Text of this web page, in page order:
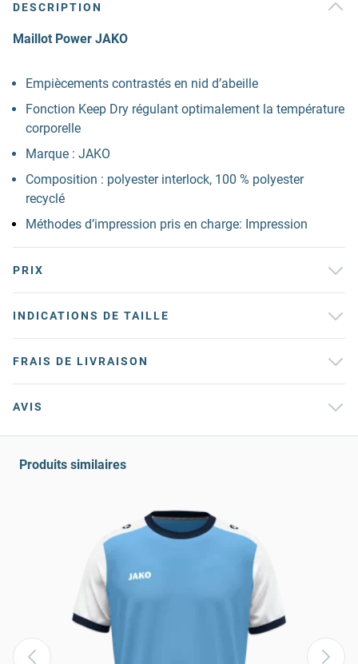
DESCRIPTION
Maillot Power JAKO
Empiècements contrastés en nid d’abeille
Fonction Keep Dry régulant optimalement la température
corporelle
Marque : JAKO
Composition : polyester interlock, 100 % polyester
recyclé
Méthodes d’impression pris en charge: Impression
PRIX
INDICATIONS DE TAILLE
FRAIS DE LIVRAISON
AVIS
Produits similaires